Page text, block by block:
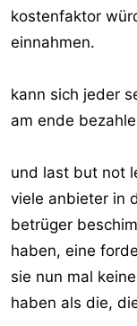
kostenfaktor
einnahmen.
kann sich jeder
am ende
und last but not
viele anbieter in
betrüger
haben, eine
sie nun mal
haben als die,